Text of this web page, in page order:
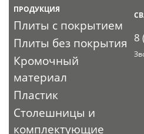
ПРОДУКЦИЯ
Плиты с покрытием
Плиты без покрытия
Кромочный
материал
Пластик
Столешницы и
комплектующие
8